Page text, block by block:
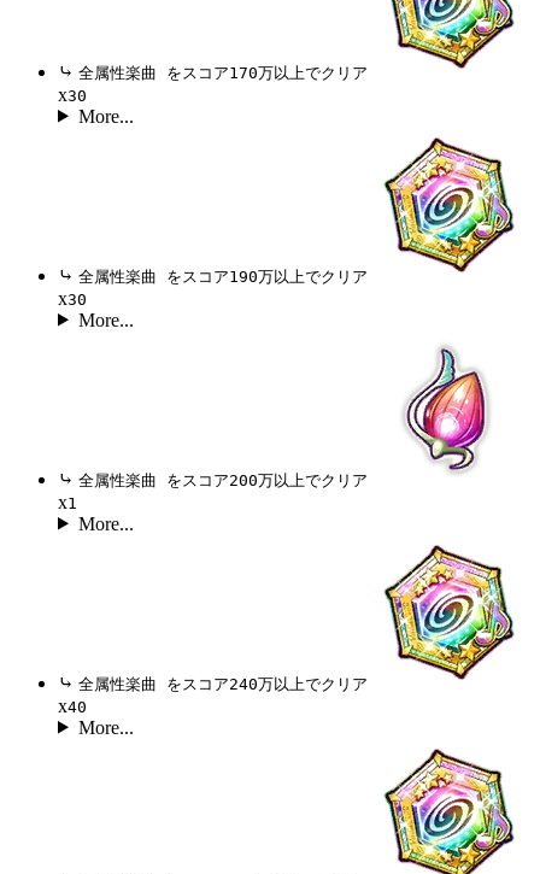
⤷ 全属性楽曲 をスコア170万以上でクリア
x30
More...
⤷ 全属性楽曲 をスコア190万以上でクリア
x30
More...
⤷ 全属性楽曲 をスコア200万以上でクリア
x1
More...
⤷ 全属性楽曲 をスコア240万以上でクリア
x40
More...